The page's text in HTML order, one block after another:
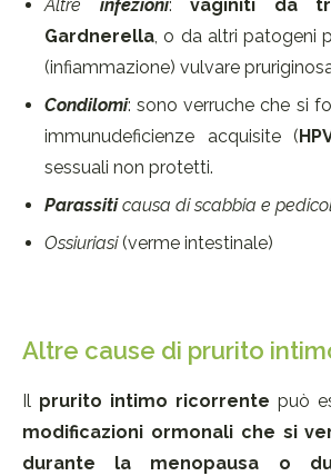
Altre infezioni:vaginiti da
Gardnerella, o da altri patogeni
(infiammazione) vulvare
Condilomi: sono verruche che si
immunudeficienze acquisite (
sessuali non protetti.
Parassiticausa di scabbia e
Ossiuriasi(verme intestinale)
Altre cause di prurito
Il prurito intimo ricorrente può
modificazioni ormonali che si
durante la menopausa o